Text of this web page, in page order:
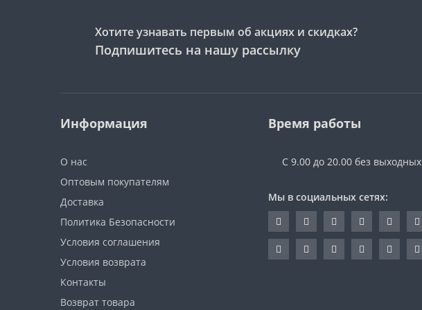
Хотите узнавать первым об акциях и скидках?
Подпишитесь на нашу рассылку
Информация
О нас
Оптовым покупателям
Доставка
Политика Безопасности
Условия соглашения
Условия возврата
Контакты
Возврат товара
Время работы
С 9.00 до 20.00 без выходных
Мы в социальных сетях: